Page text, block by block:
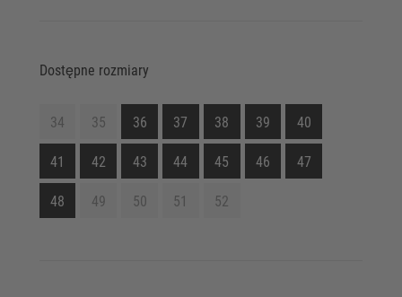
Dostępne rozmiary
34 35 36 37 38 39 40
41 42 43 44 45 46 47
48 49 50 51 52